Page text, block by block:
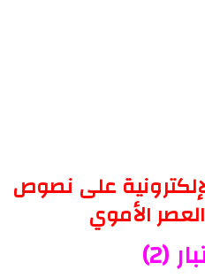
على نصوص
الأموي
(2)